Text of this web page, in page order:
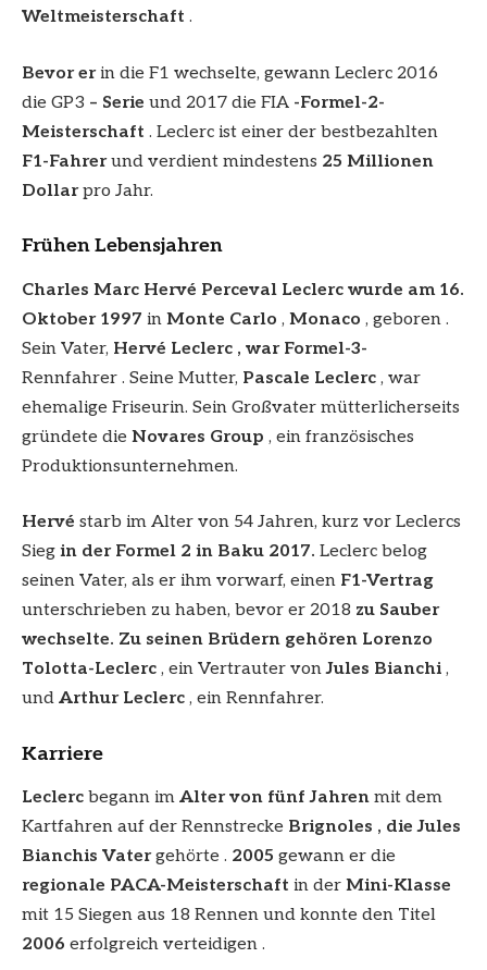
Weltmeisterschaft .
Bevor erin die F1 wechselte, gewann Leclerc 2016
die GP3 – Serie und 2017 die FIA -Formel-2-
Meisterschaft . Leclerc ist einer der bestbezahlten
F1-Fahrerund verdient mindestens 25 Millionen
Dollarpro Jahr.
Frühen Lebensjahren
Charles Marc Hervé Perceval Leclerc wurde am 16.
Oktober 1997 in Monte Carlo , Monaco , geboren .
Sein Vater, Hervé Leclerc , war Formel-3-
Rennfahrer . Seine Mutter, Pascale Leclerc , war
ehemalige Friseurin. Sein Großvater mütterlicherseits
gründete die Novares Group , ein französisches
Produktionsunternehmen.
Hervé starb im Alter von 54 Jahren, kurz vor Leclercs
Sieg in der Formel 2 in Baku 2017. Leclerc belog
seinen Vater, als er ihm vorwarf, einen F1-Vertrag
unterschrieben zu haben, bevor er 2018 zu Sauber
wechselte. Zu seinen Brüdern gehören Lorenzo
Tolotta-Leclerc , ein Vertrauter vonJules Bianchi ,
und Arthur Leclerc , ein Rennfahrer.
Karriere
Leclerc begann im Alter von fünf Jahren mit dem
Kartfahren auf der Rennstrecke Brignoles , die Jules
Bianchis Vatergehörte . 2005 gewann er die
regionale PACA-Meisterschaft in der Mini-Klasse
mit 15 Siegen aus 18 Rennen und konnte den Titel
2006 erfolgreich verteidigen .